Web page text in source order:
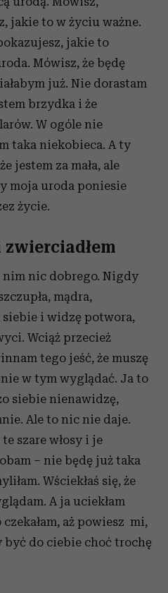
jakie to w życiu ważne.
jakie to
Mówisz, że będę
już. Nie dorastam
brzydka i że
W ogóle nie
taka niekobieca. A ty
jestem za mała, ale
moja uroda poniesie
życie.
nim nic dobrego. Nigdy
mądra,
siebie i widzę potwora,
Wciąż przecież
tego jeść, że muszę
w tym wyglądać. Ja to
siebie nienawidzę,
Ale to nic nie daje.
szare włosy i je
– nie będę już taka
Wściekłaś się, że
A ja uciekłam
czekałam, aż powiesz mi,
być do ciebie choć trochę